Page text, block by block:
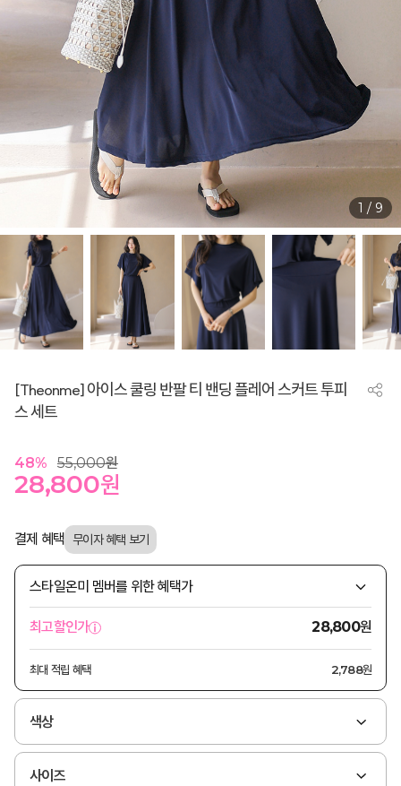
1 / 9
[Theonme] 아이스 쿨링 반팔 티 밴딩 플레어 스커트 투피
스 세트
48% 55,000원
28,800원
결제 혜택
스타일온미 멤버를 위한 혜택가
최고할인가 28,800원
최대 적립 혜택 2,788원
색상
사이즈